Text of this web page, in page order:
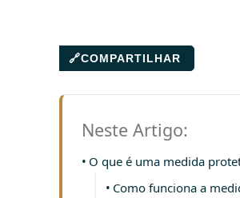
🔗COMPARTILHAR
Neste Artigo:
O que é uma medida
Como funciona a